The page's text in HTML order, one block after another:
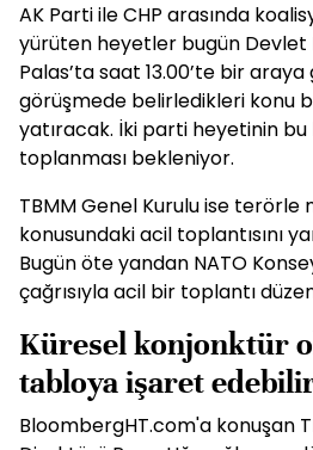
AK Parti ileCHP arasında
yürüten heyetler bugün Devlet
Palas’ta saat 13.00’te bir
görüşmede belirledikleri konu
yatıracak. İki parti heyetinin
toplanması bekleniyor.
TBMM Genel Kurulu ise terörle
konusundaki acil toplantısını
Bugün öte yandan NATO
çağrısıyla acil bir toplantı
Küresel konjonktür
tabloya işaret
BloombergHT.com'a konuşan